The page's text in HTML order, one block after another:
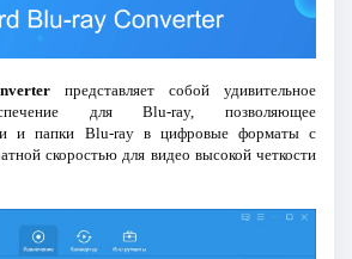
представляет собой удивительное
для Blu-ray, позволяющее
и папки Blu-ray в цифровые форматы с
скоростью для видео высокой четкости